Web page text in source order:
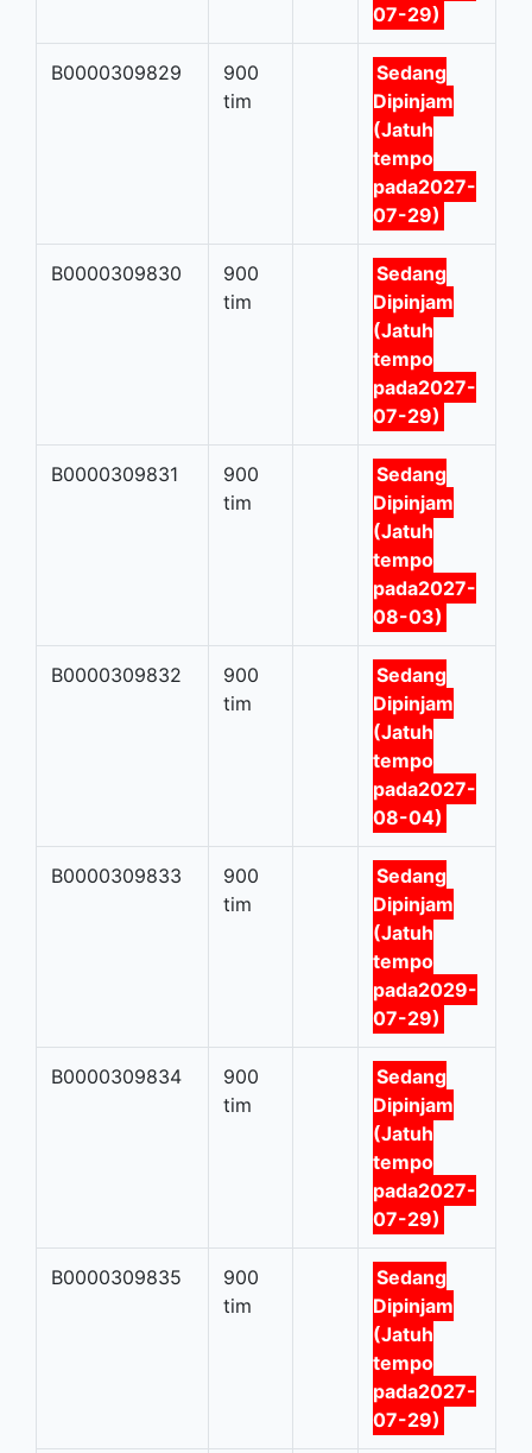
07-29)
B0000309829
900
tim
Sedang
Dipinjam
(Jatuh
tempo
pada2027-
07-29)
B0000309830
900
tim
Sedang
Dipinjam
(Jatuh
tempo
pada2027-
07-29)
B0000309831
900
tim
Sedang
Dipinjam
(Jatuh
tempo
pada2027-
08-03)
B0000309832
900
tim
Sedang
Dipinjam
(Jatuh
tempo
pada2027-
08-04)
B0000309833
900
tim
Sedang
Dipinjam
(Jatuh
tempo
pada2029-
07-29)
B0000309834
900
tim
Sedang
Dipinjam
(Jatuh
tempo
pada2027-
07-29)
B0000309835
900
tim
Sedang
Dipinjam
(Jatuh
tempo
pada2027-
07-29)